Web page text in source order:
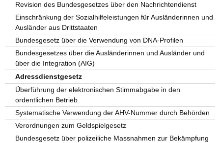
Revision des Bundesgesetzes über den Nachrichtendienst
Einschränkung der Sozialhilfeleistungen für Ausländerinnen und
Ausländer aus Drittstaaten
Bundesgesetz über die Verwendung von DNA-Profilen
Bundesgesetzes über die Ausländerinnen und Ausländer und
über die Integration (AIG)
Adressdienstgesetz
Überführung der elektronischen Stimmabgabe in den
ordentlichen Betrieb
Systematische Verwendung der AHV-Nummer durch Behörden
Verordnungen zum Geldspielgesetz
Bundesgesetz über polizeiliche Massnahmen zur Bekämpfung